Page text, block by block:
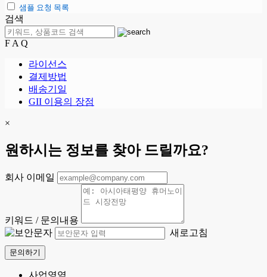
샘플 요청 목록
검색
F A Q
라이선스
결제방법
배송기일
GII 이용의 장점
×
원하시는 정보를 찾아 드릴까요?
회사 이메일
키워드 / 문의내용
새로고침
문의하기